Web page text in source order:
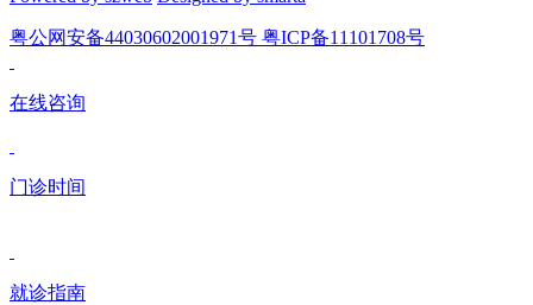
粤公网安备44030602001971号 粤ICP备11101708号
在线咨询
门诊时间
就诊指南